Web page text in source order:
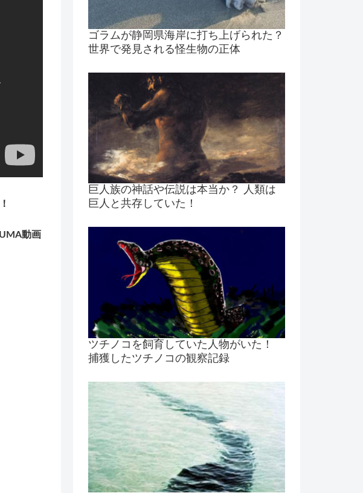
動画
ゴラムが静岡県海岸に打ち上げられた？
世界で発見される怪生物の正体
巨人族の神話や伝説は本当か？ 人類は
巨人と共存していた！
ツチノコを飼育していた人物がいた！
捕獲したツチノコの観察記録